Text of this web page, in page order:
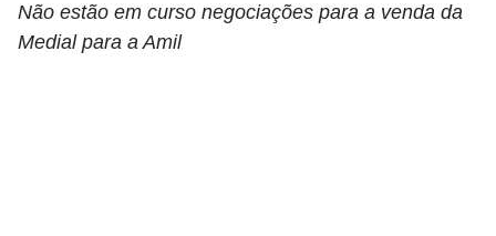
Não estão em curso negociações para a venda da
Medial para a Amil